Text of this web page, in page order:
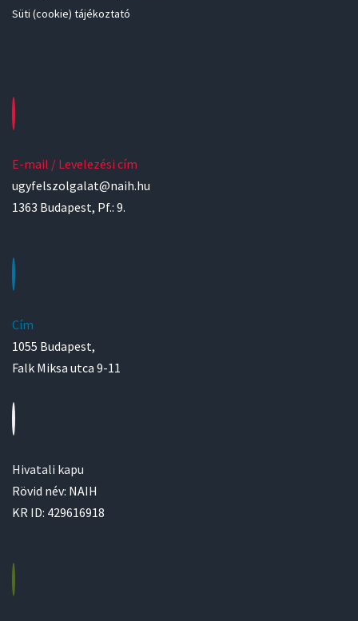
Süti (cookie) tájékoztató
E-mail / Levelezési cím
ugyfelszolgalat@naih.hu
1363 Budapest, Pf.: 9.
Cím
1055 Budapest,
Falk Miksa utca 9-11
Hivatali kapu
Rövid név: NAIH
KR ID: 429616918